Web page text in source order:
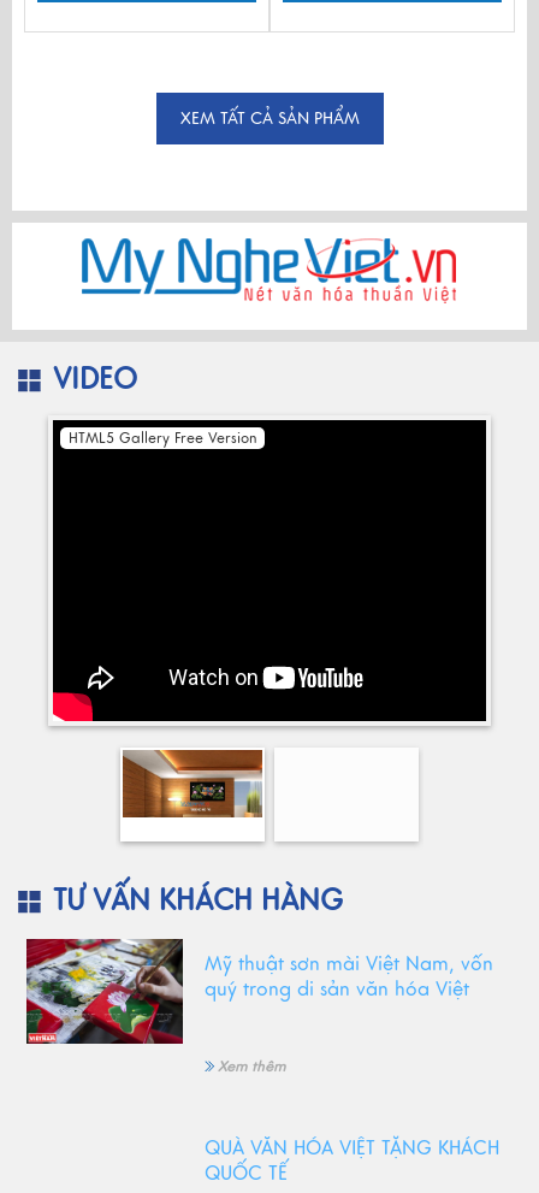
XEM TẤT CẢ SẢN PHẨM
VIDEO
HTML5 Gallery Free Version
TƯ VẤN KHÁCH HÀNG
Mỹ thuật sơn mài Việt Nam, vốn
quý trong di sản văn hóa Việt
Xem thêm
QUÀ VĂN HÓA VIỆT TẶNG KHÁCH
QUỐC TẾ